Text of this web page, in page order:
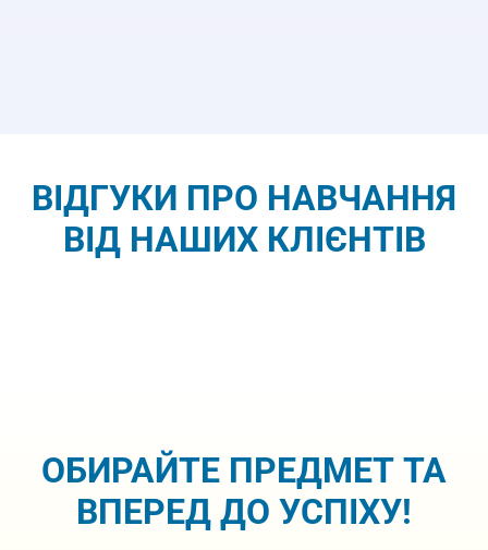
ВІДГУКИ ПРО НАВЧАННЯ
ВІД НАШИХ КЛІЄНТІВ
ОБИРАЙТЕ ПРЕДМЕТ ТА
ВПЕРЕД ДО УСПІХУ!